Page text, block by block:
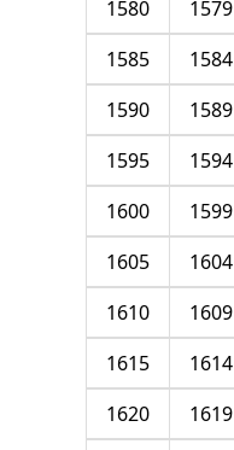
1579
1580
1584
1585
1589
1590
1594
1595
1599
1600
1604
1605
1609
1610
1614
1615
1619
1620